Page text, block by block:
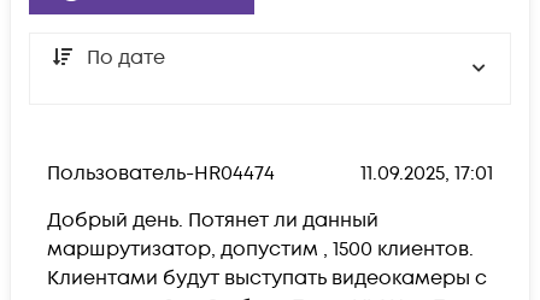
По дате
Пользователь-HR04474
11.09.2025, 17:01
Добрый день. Потянет ли данный
маршрутизатор, допустим , 1500 клиентов.
Клиентами будут выступать видеокамеры с